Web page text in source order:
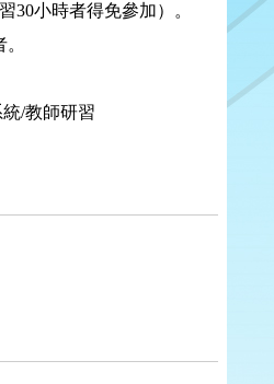
30小時者得免參加）。
統/教師研習